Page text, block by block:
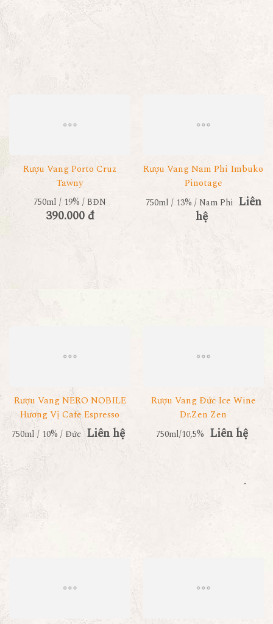
Rượu Vang Porto Cruz
Tawny
750ml / 19% / BĐN
390.000 đ
Rượu Vang Nam Phi Imbuko
Pinotage
750ml / 13% / Nam Phi Liên
hệ
Rượu Vang NERO NOBILE
Hương Vị Cafe Espresso
750ml / 10% / Đức Liên hệ
Rượu Vang Đức Ice Wine
Dr.Zen Zen
750ml/10,5% Liên hệ